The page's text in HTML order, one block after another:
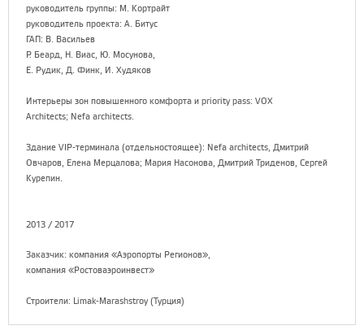
руководитель группы: М. Кортрайт
руководитель проекта: А. Битус
ГАП: В. Васильев
Р. Беард, Н. Виас, Ю. Мосунова,
Е. Рудик, Д. Финк, И. Худяков
Интерьеры зон повышенного комфорта и priority pass: VOX
Architects; Nefa architects.
Здание VIP-терминала (отдельностоящее): Nefa architects, Дмитрий
Овчаров, Елена Мерцалова; Мария Насонова, Дмитрий Триденов, Сергей
Курепин.
2013 / 2017
Заказчик: компания «Аэропорты Регионов»,
компания «Ростоваэроинвест»
Строители: Limak-Marashstroy (Турция)